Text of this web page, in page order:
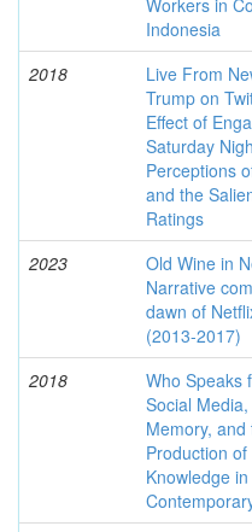
Workers in
Indonesia
2018
Live From
Trump on
Effect of
Saturday
Perceptions
and the
Ratings
2023
Old Wine in
Narrative
dawn of
(2013-2017)
2018
Who Speaks
Social
Memory, and
Production
Knowledge in